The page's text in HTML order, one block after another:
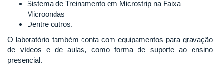
Sistema de Treinamento em Microstrip na Faixa
Microondas
Dentre outros.
O laboratório também conta com equipamentos para gravação
de vídeos e de aulas, como forma de suporte ao ensino
presencial.